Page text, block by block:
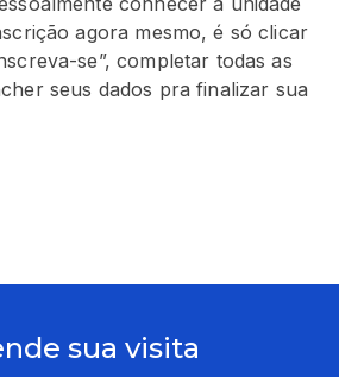
agora mesmo, é só clicar
se”, completar todas as
seus dados pra finalizar sua
sua visita